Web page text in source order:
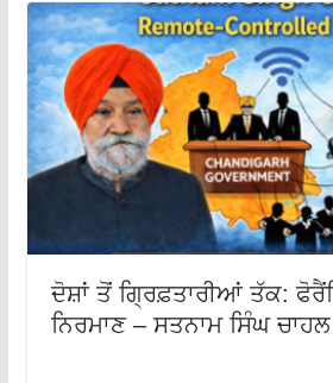
ਦੋਸ਼ਾਂ ਤੋਂ ਗ੍ਰਿਫ਼ਤਾਰੀਆਂ ਤੱਕ:
ਨਿਰਮਾਣ – ਸਤਨਾਮ ਸਿੰਘ ਚਾਹਲ